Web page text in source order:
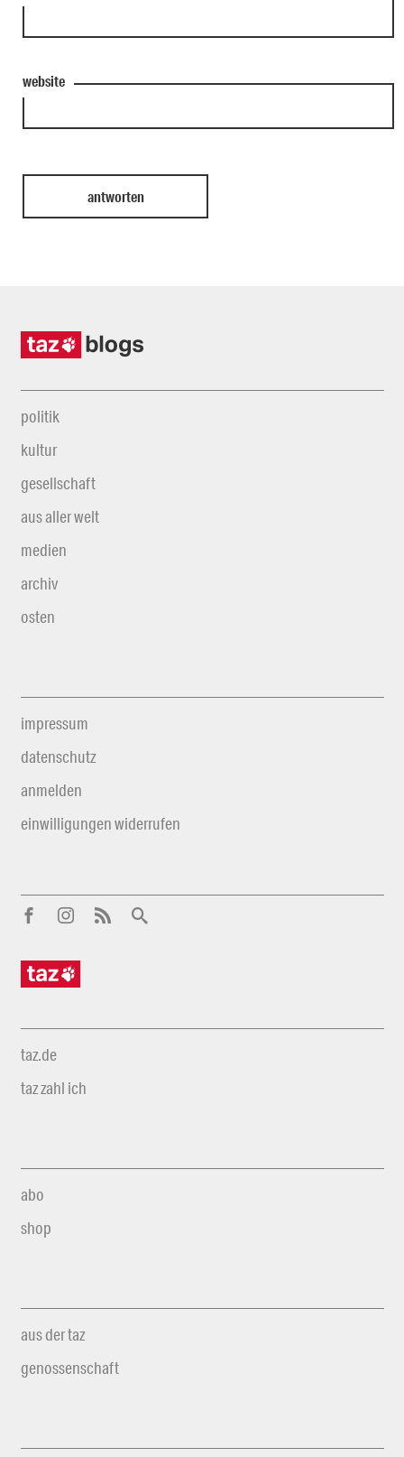
website
politik
kultur
gesellschaft
aus aller welt
medien
archiv
osten
impressum
datenschutz
anmelden
einwilligungen widerrufen
taz.de
taz zahl ich
abo
shop
aus der taz
genossenschaft